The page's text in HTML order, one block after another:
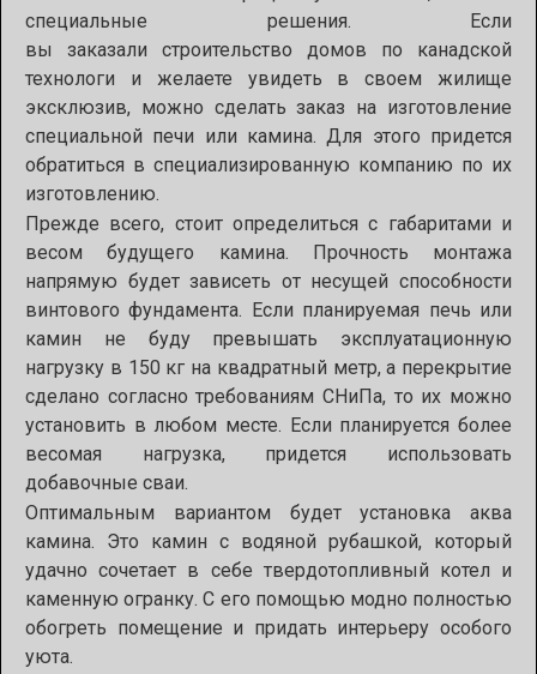
специальные решения. Если
вы
заказали строительство домов по канадской
технологи и желаете увидеть в своем жилище
эксклюзив, можно сделать заказ на изготовление
специальной печи или камина. Для этого придется
обратиться в специализированную компанию по их
изготовлению.
Прежде всего, стоит определиться с габаритами и
весом будущего камина. Прочность монтажа
напрямую будет зависеть от несущей способности
винтового фундамента. Если планируемая печь или
камин не буду превышать эксплуатационную
нагрузку в 150 кг на квадратный метр, а перекрытие
сделано согласно требованиям СНиПа, то их можно
установить в любом месте. Если планируется более
весомая нагрузка, придется использовать
добавочные сваи.
Оптимальным вариантом будет установка аква
камина. Это камин с водяной рубашкой, который
удачно сочетает в себе твердотопливный котел и
каменную огранку. С его помощью модно полностью
обогреть помещение и придать интерьеру особого
уюта.